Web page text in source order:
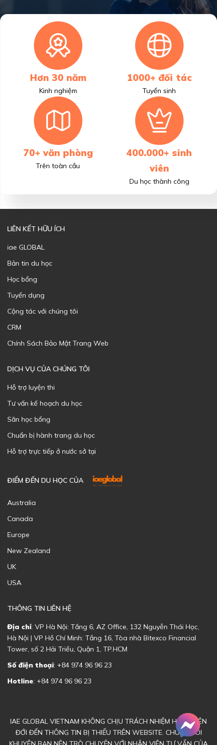
Hơn 30 năm
Kinh nghiệm
1000+ đối tác
Tuyển sinh
70+ văn phòng
Trên toàn cầu
400.000+ sinh
viên
Du học thành công
LIÊN KẾT HỮU ÍCH
iae GLOBAL
Bản tin du học
Học bổng
Tuyển dụng
Cộng tác với chúng tôi
CRM
Chính Sách Bảo Mật Trang Web
DỊCH VỤ CỦA CHÚNG TÔI
Hỗ trợ luyện thi
Tư vấn kế hoạch du học
Săn học bổng
Chuẩn bị hành trang du học
Hỗ trợ trực tiếp ở nước sở tại
ĐIỂM ĐẾN DU HỌC CỦA
Australia
Canada
Europe
New Zealand
UK
USA
THÔNG TIN LIÊN HỆ
Địa chỉ: VP Hà Nội: Tầng 6, AZ Office, 132 Nguyễn Thái Học,
Hà Nội | VP Hồ Chí Minh: Tầng 16, Tòa nhà Bitexco Financial
Tower, số 2 Hải Triều, Quận 1, TP.HCM
Số điện thoại: +84 974 96 96 23
Hotline: +84 974 96 96 23
IAE GLOBAL VIETNAM KHÔNG CHỊU TRÁCH NHIỆM HOẶC LIÊN
ĐỚI ĐẾN THÔNG TIN BỊ THIẾU TRÊN WEBSITE. CHÚNG TÔI